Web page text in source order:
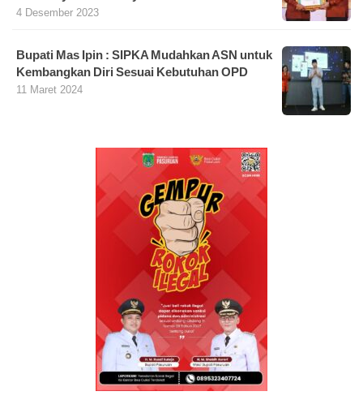
4 Desember 2023
Bupati Mas Ipin : SIPKA Mudahkan ASN untuk
Kembangkan Diri Sesuai Kebutuhan OPD
11 Maret 2024